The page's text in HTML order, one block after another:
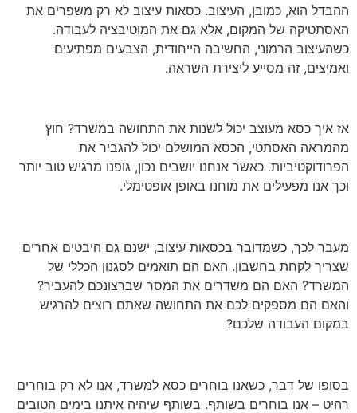
ההבדל הוא, כמובן, העיצוב. כסאות עיצוב לא רק משפרים את
האסתטיקה של המקום, אלא גם את המוטיבציה לעבודה.
כשהעיצוב הרמוני, החשיבה הייחודית, הצבעים מפתיעים
ואמיצים, זה מסייע ליצירת השראה.
אז איך כסא מעוצב יכול לשנות את התחושה במשרד? חוץ
מהמראה האסתטי, הכסא המושלם יכול להגביר את
הפרודוקטיביות. כאשר אנחנו יושבים נכון, גופנו מרגיש טוב יותר
וכך אנו מפעילים את מוחנו באופן אופטימלי.
מעבר לכך, כשמדובר בכסאות עיצוב, ישנם גם היבטים אחרים
שצריך לקחת בחשבון. האם הם תואמים לסגנון הכללי של
המשרד? האם הם משדרים את המסר שברצונכם להעביר?
והאם הם מספקים לכם את התחושה שאתם רוצים להרגיש
במקום העבודה שלכם?
בסופו של דבר, כשאנו בוחרים כסא למשרד, אנו לא רק בוחרים
רהיט – אנו בוחרים בשותף. בשותף שיהיה איתנו בימים הטובים